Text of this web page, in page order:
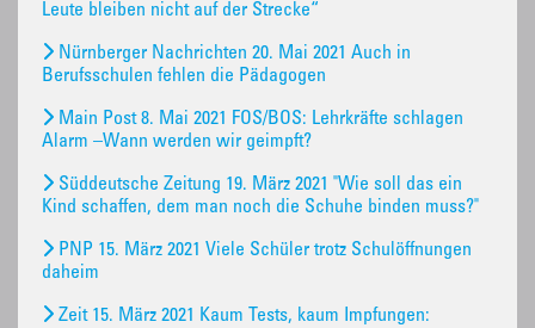
Leute bleiben nicht auf der Strecke“
Nürnberger Nachrichten 20. Mai 2021 Auch in
Berufsschulen fehlen die Pädagogen
Main Post 8. Mai 2021 FOS/BOS: Lehrkräfte schlagen
Alarm –Wann werden wir geimpft?
Süddeutsche Zeitung 19. März 2021 "Wie soll das ein
Kind schaffen, dem man noch die Schuhe binden muss?"
PNP 15. März 2021 Viele Schüler trotz Schulöffnungen
daheim
Zeit 15. März 2021 Kaum Tests, kaum Impfungen: